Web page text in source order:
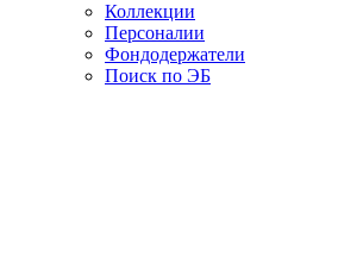
Коллекции
Персоналии
Фондодержатели
Поиск по ЭБ